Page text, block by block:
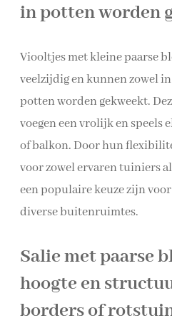
in potten worden
Viooltjes met kleine paarse
veelzijdig en kunnen zowel
potten worden gekweekt.
voegen een vrolijk en speels
of balkon. Door hun
voor zowel ervaren tuiniers
een populaire keuze zijn
diverse buitenruimtes.
Salie met paarse
hoogte en
borders of